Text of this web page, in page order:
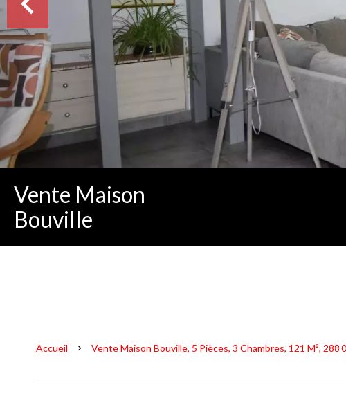
Vente Maison
Bouville
Accueil Vente Maison Bouville, 5 Pièces, 3 Chambres, 121 M², 288